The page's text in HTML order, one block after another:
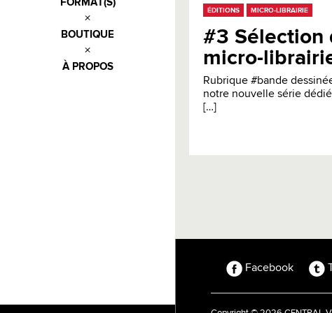
FORMAT(S)
BOUTIQUE
À PROPOS
ÉDITIONS MICRO-LIBRAIRIE
#3 Sélection
micro-
Rubrique #bande
notre nouvelle série
[…]
Facebook